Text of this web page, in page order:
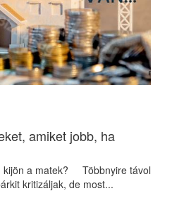
amiket jobb, ha
kijön a matek? Többnyire távol
kritizáljak, de most...